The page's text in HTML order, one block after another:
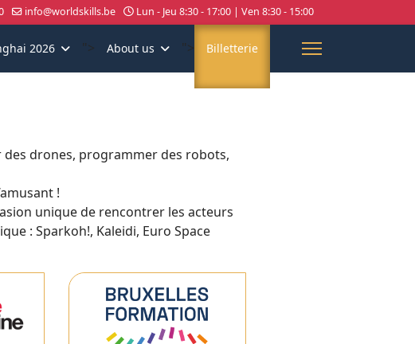
info@worldskills.be Lun - Jeu 8:30 - 17:00 | Ven 8:30 - 15:00
2026 "> About us "> Billetterie
drones, programmer des robots,
!
unique de rencontrer les acteurs
: Sparkoh!, Kaleidi, Euro Space